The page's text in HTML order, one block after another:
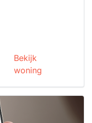
Bekijk
woning